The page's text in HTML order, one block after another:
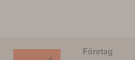
Företag